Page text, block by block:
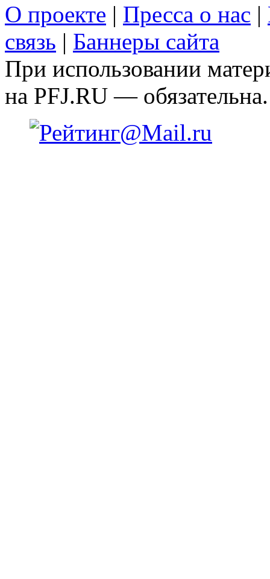
О проекте | Пресса о нас |
связь | Баннеры сайта
При использовании
на PFJ.RU — обязательна.